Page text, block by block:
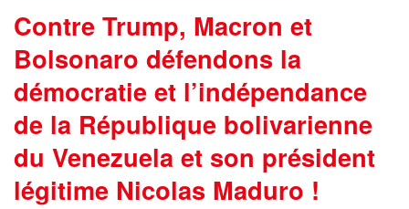
Contre Trump, Macron et
Bolsonaro défendons la
démocratie et l’indépendance
de la République bolivarienne
du Venezuela et son président
légitime Nicolas Maduro !